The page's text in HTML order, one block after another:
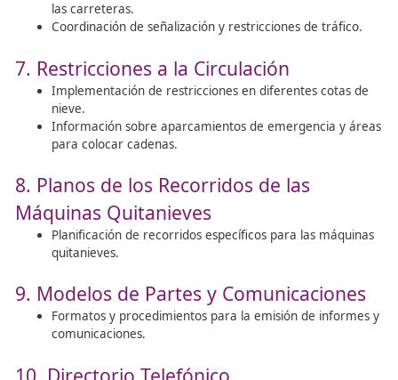
Formación del personal y verificación de equipos
protección.
4. Seguimiento Meteorológico
Procedimiento para recibir informes
Instituto Nacional de Meteorología.
Ubicación de estaciones meteorológicas y
Vigilancia visual de las condiciones
temperaturas.
5. Procedimientos de Trabajo Según
Situaciones Meteorológicas
Fase de Preemergencia (Situación 0):